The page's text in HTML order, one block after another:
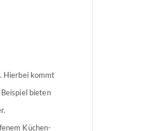
Hierbei kommt
bieten
Küchen-